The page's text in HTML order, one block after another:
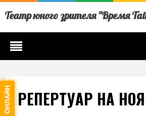
Театр юного зрителя "Время
РЕПЕРТУАР НА